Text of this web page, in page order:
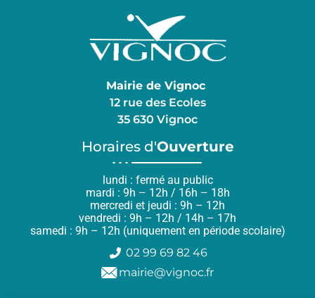
Mairie de Vignoc
12 rue des Ecoles
35 630 Vignoc
Horaires d'Ouverture
lundi : fermé au public
mardi : 9h – 12h / 16h – 18h
mercredi et jeudi : 9h – 12h
vendredi : 9h – 12h / 14h – 17h
samedi : 9h – 12h (uniquement en période scolaire)
02 99 69 82 46
mairie@vignoc.fr